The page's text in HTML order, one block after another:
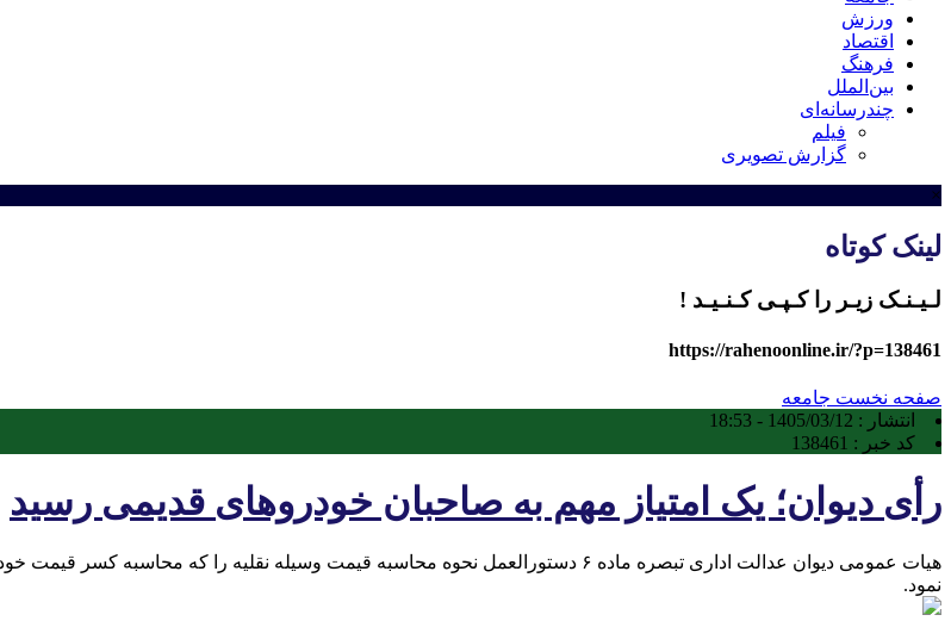
ورزش
اقتصاد
فرهنگ
بین‌الملل
چندرسانه‌ای
فیلم
گزارش تصویری
×
لینک کوتاه
لـیـنـک زیـر را کـپـی کـنـیـد !
https://rahenoonline.ir/?p=138461
صفحه نخست جامعه
انتشار : 1405/03/12 - 18:53
کد خبر : 138461
رأی دیوان؛ یک امتیاز مهم به صاحبان خودروهای قدیمی رسید
نمود.